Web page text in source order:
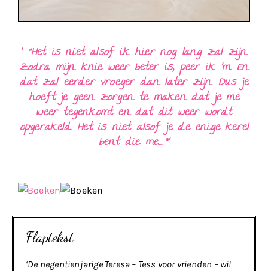
‘ “Het is niet alsof ik hier nog lang zal zijn.
Zodra mijn knie weer beter is, peer ik ‘m. En
dat zal eerder vroeger dan later zijn. Dus je
hoeft je geen zorgen te maken dat je me
weer tegenkomt en dat dit weer wordt
opgerakeld. Het is niet alsof je de enige kerel
bent die me…..”‘
Flaptekst
‘De negentienjarige Teresa – Tess voor vrienden – wil